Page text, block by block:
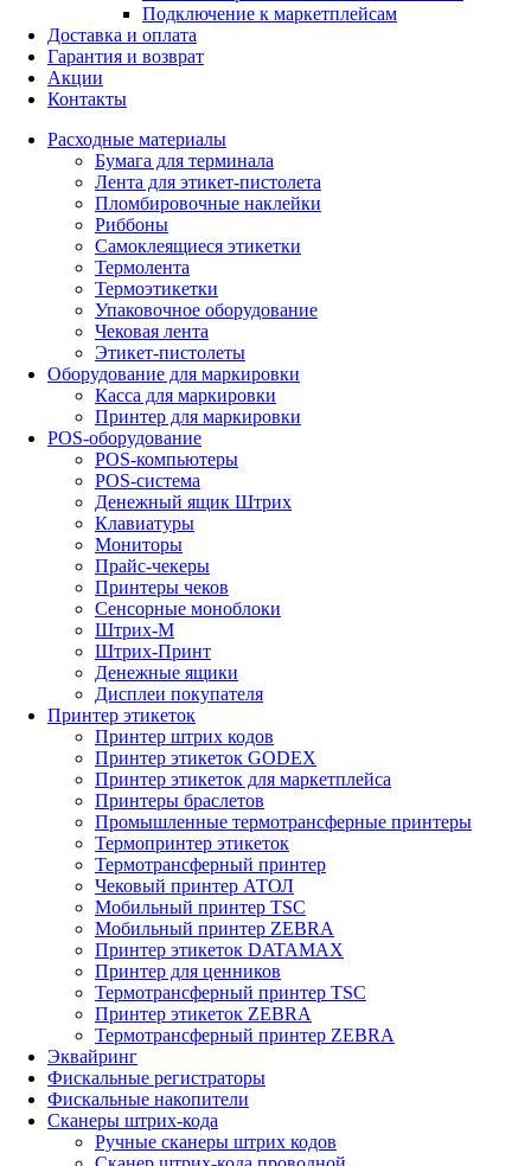
Подключение к маркетплейсам
Доставка и оплата
Гарантия и возврат
Акции
Контакты
Расходные материалы
Бумага для терминала
Лента для этикет-пистолета
Пломбировочные наклейки
Риббоны
Самоклеящиеся этикетки
Термолента
Термоэтикетки
Упаковочное оборудование
Чековая лента
Этикет-пистолеты
Оборудование для маркировки
Касса для маркировки
Принтер для маркировки
POS-оборудование
POS-компьютеры
POS-система
Денежный ящик Штрих
Клавиатуры
Мониторы
Прайс-чекеры
Принтеры чеков
Сенсорные моноблоки
Штрих-М
Штрих-Принт
Денежные ящики
Дисплеи покупателя
Принтер этикеток
Принтер штрих кодов
Принтер этикеток GODEX
Принтер этикеток для маркетплейса
Принтеры браслетов
Промышленные термотрансферные принтеры
Термопринтер этикеток
Термотрансферный принтер
Чековый принтер АТОЛ
Мобильный принтер TSC
Мобильный принтер ZEBRA
Принтер этикеток DATAMAX
Принтер для ценников
Термотрансферный принтер TSC
Принтер этикеток ZEBRA
Термотрансферный принтер ZEBRA
Эквайринг
Фискальные регистраторы
Фискальные накопители
Сканеры штрих-кода
Ручные сканеры штрих кодов